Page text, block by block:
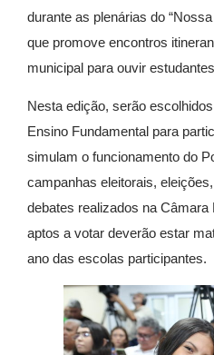
durante as plenárias do
que promove encontros
municipal para ouvir
Nesta edição, serão
Ensino Fundamental para
simulam o funcionamento do
campanhas eleitorais,
debates realizados na
aptos a votar deverão estar
ano das escolas participantes.